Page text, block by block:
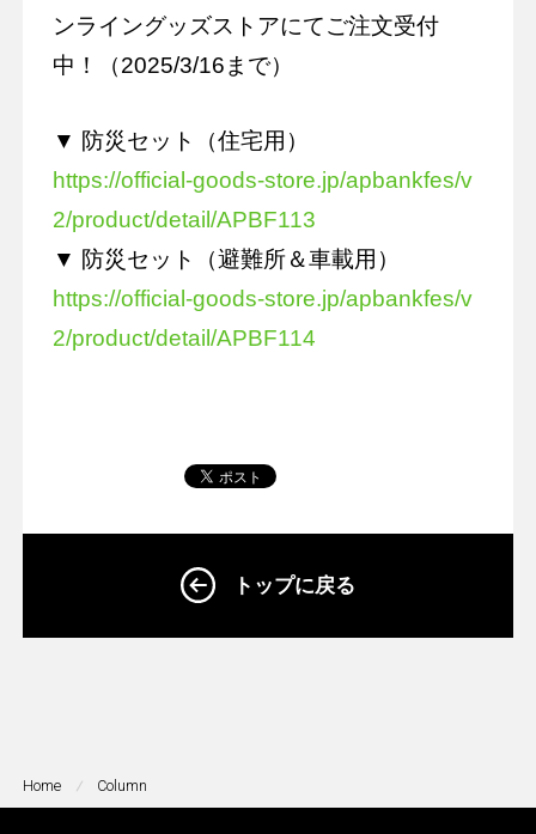
ンライングッズストアにてご注文受付
中！（2025/3/16まで）
▼ 防災セット（住宅用）
https://official-goods-store.jp/apbankfes/v
2/product/detail/APBF113
▼ 防災セット（避難所＆車載用）
https://official-goods-store.jp/apbankfes/v
2/product/detail/APBF114
トップに戻る
Home Column